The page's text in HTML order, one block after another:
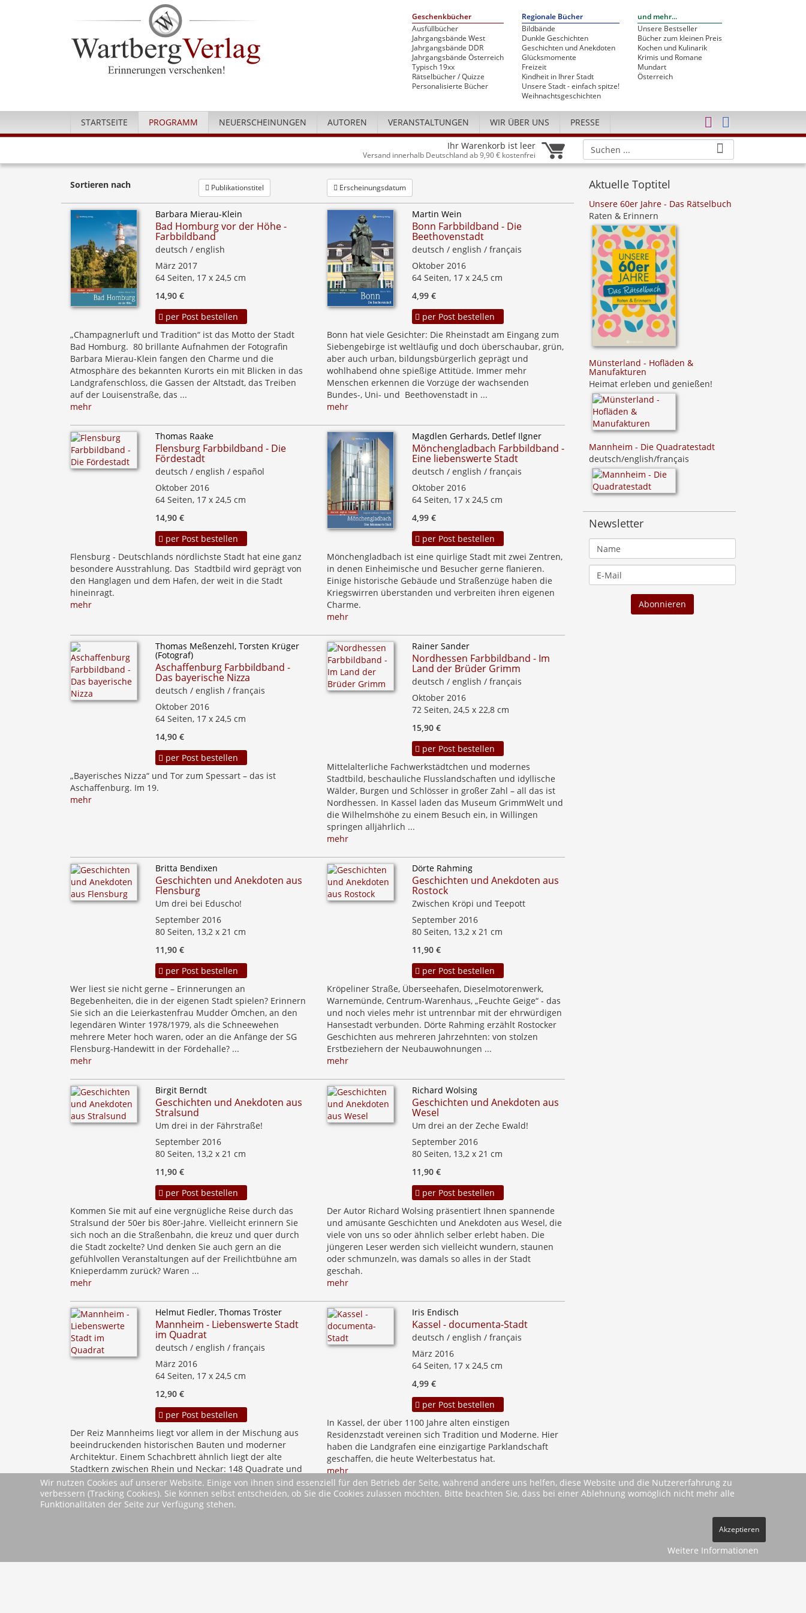
Geschenkbücher
Ausfüllbücher
Jahrgangsbände West
Jahrgangsbände DDR
Jahrgangsbände Österreich
Typisch 19xx
Rätselbücher / Quizze
Personalisierte Bücher
Regionale Bücher
Bildbände
Dunkle Geschichten
Geschichten und Anekdoten
Glücksmomente
Freizeit
Kindheit in Ihrer Stadt
Unsere Stadt - einfach spitze!
Weihnachtsgeschichten
und mehr...
Unsere Bestseller
Bücher zum kleinen Preis
Kochen und Kulinarik
Krimis und Romane
Mundart
Österreich
STARTSEITE PROGRAMM NEUERSCHEINUNGEN AUTOREN VERANSTALTUNGEN WIR ÜBER UNS PRESSE
Ihr Warenkorb ist leer
Versand innerhalb Deutschland ab 9,90 € kostenfrei
Sortieren nach Publikationstitel Erscheinungsdatum
Barbara Mierau-Klein
Bad Homburg vor der Höhe -
Farbbildband
deutsch / english
März 2017
64 Seiten, 17 x 24,5 cm
14,90 €
per Post bestellen
„Champagnerluft und Tradition“ ist das Motto der Stadt
Bad Homburg. 80 brillante Aufnahmen der Fotografin
Barbara Mierau-Klein fangen den Charme und die
Atmosphäre des bekannten Kurorts ein mit Blicken in das
Landgrafenschloss, die Gassen der Altstadt, das Treiben
auf der Louisenstraße, das ...
mehr
Martin Wein
Bonn Farbbildband - Die
Beethovenstadt
deutsch / english / français
Oktober 2016
64 Seiten, 17 x 24,5 cm
4,99 €
per Post bestellen
Bonn hat viele Gesichter: Die Rheinstadt am Eingang zum
Siebengebirge ist weltläufig und doch überschaubar, grün,
aber auch urban, bildungsbürgerlich geprägt und
wohlhabend ohne spießige Attitüde. Immer mehr
Menschen erkennen die Vorzüge der wachsenden
Bundes-, Uni- und Beethovenstadt in ...
mehr
Thomas Raake
Flensburg Farbbildband - Die
Fördestadt
deutsch / english / español
Oktober 2016
64 Seiten, 17 x 24,5 cm
14,90 €
per Post bestellen
Flensburg - Deutschlands nördlichste Stadt hat eine ganz
besondere Ausstrahlung. Das Stadtbild wird geprägt von
den Hanglagen und dem Hafen, der weit in die Stadt
hineinragt.
mehr
Magdlen Gerhards, Detlef Ilgner
Mönchengladbach Farbbildband -
Eine liebenswerte Stadt
deutsch / english / français
Oktober 2016
64 Seiten, 17 x 24,5 cm
4,99 €
per Post bestellen
Mönchengladbach ist eine quirlige Stadt mit zwei Zentren,
in denen Einheimische und Besucher gerne flanieren.
Einige historische Gebäude und Straßenzüge haben die
Kriegswirren überstanden und verbreiten ihren eigenen
Charme.
mehr
Thomas Meßenzehl, Torsten Krüger
(Fotograf)
Aschaffenburg Farbbildband -
Das bayerische Nizza
deutsch / english / français
Oktober 2016
64 Seiten, 17 x 24,5 cm
14,90 €
per Post bestellen
„Bayerisches Nizza“ und Tor zum Spessart – das ist
Aschaffenburg. Im 19.
mehr
Rainer Sander
Nordhessen Farbbildband - Im
Land der Brüder Grimm
deutsch / english / français
Oktober 2016
72 Seiten, 24,5 x 22,8 cm
15,90 €
per Post bestellen
Mittelalterliche Fachwerkstädtchen und modernes
Stadtbild, beschauliche Flusslandschaften und idyllische
Wälder, Burgen und Schlösser in großer Zahl – all das ist
Nordhessen. In Kassel laden das Museum GrimmWelt und
die Wilhelmshöhe zu einem Besuch ein, in Willingen
springen alljährlich ...
mehr
Britta Bendixen
Geschichten und Anekdoten aus
Flensburg
Um drei bei Eduscho!
September 2016
80 Seiten, 13,2 x 21 cm
11,90 €
per Post bestellen
Wer liest sie nicht gerne – Erinnerungen an
Begebenheiten, die in der eigenen Stadt spielen? Erinnern
Sie sich an die Leierkastenfrau Mudder Ömchen, an den
legendären Winter 1978/1979, als die Schneewehen
mehrere Meter hoch waren, oder an die Anfänge der SG
Flensburg-Handewitt in der Fördehalle? ...
mehr
Dörte Rahming
Geschichten und Anekdoten aus
Rostock
Zwischen Kröpi und Teepott
September 2016
80 Seiten, 13,2 x 21 cm
11,90 €
per Post bestellen
Kröpeliner Straße, Überseehafen, Dieselmotorenwerk,
Warnemünde, Centrum-Warenhaus, „Feuchte Geige“ - das
und noch vieles mehr ist untrennbar mit der ehrwürdigen
Hansestadt verbunden. Dörte Rahming erzählt Rostocker
Geschichten aus mehreren Jahrzehnten: von stolzen
Erstbeziehern der Neubauwohnungen ...
mehr
Birgit Berndt
Geschichten und Anekdoten aus
Stralsund
Um drei in der Fährstraße!
September 2016
80 Seiten, 13,2 x 21 cm
11,90 €
per Post bestellen
Kommen Sie mit auf eine vergnügliche Reise durch das
Stralsund der 50er bis 80er-Jahre. Vielleicht erinnern Sie
sich noch an die Straßenbahn, die kreuz und quer durch
die Stadt zockelte? Und denken Sie auch gern an die
gefühlvollen Veranstaltungen auf der Freilichtbühne am
Knieperdamm zurück? Waren ...
mehr
Richard Wolsing
Geschichten und Anekdoten aus
Wesel
Um drei an der Zeche Ewald!
September 2016
80 Seiten, 13,2 x 21 cm
11,90 €
per Post bestellen
Der Autor Richard Wolsing präsentiert Ihnen spannende
und amüsante Geschichten und Anekdoten aus Wesel, die
viele von uns so oder ähnlich selber erlebt haben. Die
jüngeren Leser werden sich vielleicht wundern, staunen
oder schmunzeln, was damals so alles in der Stadt
geschah.
mehr
Helmut Fiedler, Thomas Tröster
Mannheim - Liebenswerte Stadt
im Quadrat
deutsch / english / français
März 2016
64 Seiten, 17 x 24,5 cm
12,90 €
per Post bestellen
Der Reiz Mannheims liegt vor allem in der Mischung aus
beeindruckenden historischen Bauten und moderner
Architektur. Einem Schachbrett ähnlich liegt der alte
Stadtkern zwischen Rhein und Neckar: 148 Quadrate und
Rechtecke, eingeteilt von A bis U.
mehr
Iris Endisch
Kassel - documenta-Stadt
deutsch / english / français
März 2016
64 Seiten, 17 x 24,5 cm
4,99 €
per Post bestellen
In Kassel, der über 1100 Jahre alten einstigen
Residenzstadt vereinen sich Tradition und Moderne. Hier
haben die Landgrafen eine einzigartige Parklandschaft
geschaffen, die heute Welterbestatus hat.
mehr
Aktuelle Toptitel
Unsere 60er Jahre - Das Rätselbuch
Raten & Erinnern
Münsterland - Hofläden &
Manufakturen
Heimat erleben und genießen!
Mannheim - Die Quadratestadt
deutsch/english/français
Newsletter
Wir nutzen Cookies auf unserer Website. Einige von ihnen sind essenziell für den Betrieb der Seite, während andere uns helfen, diese Website und die Nutzererfahrung zu
verbessern (Tracking Cookies). Sie können selbst entscheiden, ob Sie die Cookies zulassen möchten. Bitte beachten Sie, dass bei einer Ablehnung womöglich nicht mehr alle
Funktionalitäten der Seite zur Verfügung stehen.
Akzeptieren
Weitere Informationen